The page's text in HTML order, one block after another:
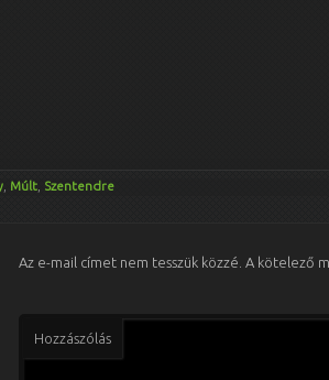
Múlt Szentendre
Az e-mail címet nem tesszük közzé. A kötelező
Hozzászólás